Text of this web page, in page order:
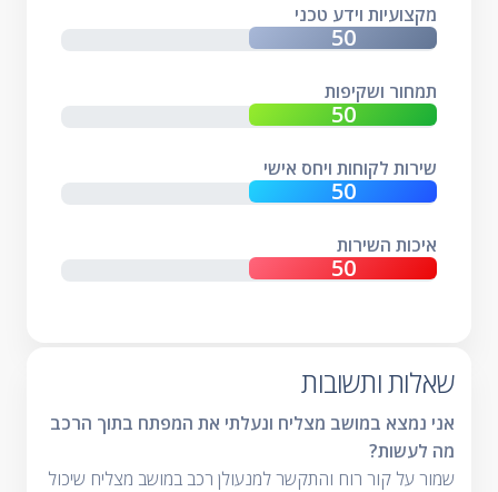
מקצועיות וידע טכני
תמחור ושקיפות
שירות לקוחות ויחס אישי
איכות השירות
שאלות ותשובות
אני נמצא במושב מצליח ונעלתי את המפתח בתוך הרכב
מה לעשות?
שמור על קור רוח והתקשר למנעולן רכב במושב מצליח שיכול